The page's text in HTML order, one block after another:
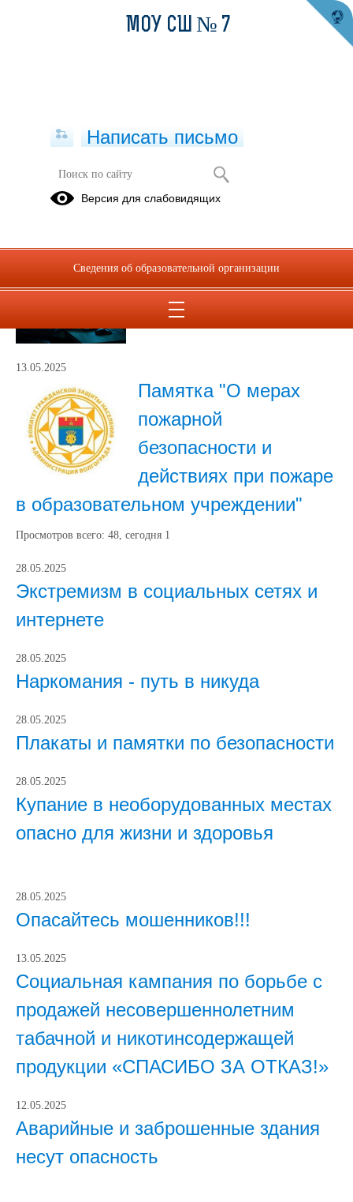
Публикации за Май 2025
Опасайтесь
мошенников!!!
Просмотров всего:
13.05.2025
Памятка "О мерах
пожарной
безопасности и
действиях при пожаре
в образовательном учреждении"
Просмотров всего: 48, сегодня 1
28.05.2025
Экстремизм в социальных сетях и
интернете
28.05.2025
Наркомания - путь в никуда
28.05.2025
Плакаты и памятки по безопасности
28.05.2025
Купание в необорудованных местах
опасно для жизни и здоровья
28.05.2025
Опасайтесь мошенников!!!
13.05.2025
Социальная кампания по борьбе с
продажей несовершеннолетним
табачной и никотинсодержащей
продукции «СПАСИБО ЗА ОТКАЗ!»
12.05.2025
Аварийные и заброшенные здания
несут опасность
МОУ СШ № 7
Написать письмо
Версия для слабовидящих
Сведения об образовательной организации